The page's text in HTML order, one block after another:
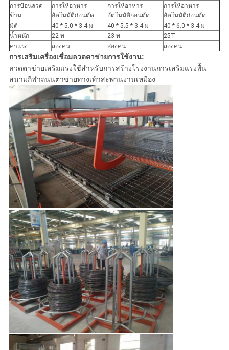
การป้อนลวด
ข้าม
การให้อาหาร
อัตโนมัติก่อนตัด
การให้อาหาร
อัตโนมัติก่อนตัด
การให้อาหาร
อัตโนมัติก่อนตัด
มิติ
40 * 5.0 * 3.4 ม 40 * 5.5 * 3.4 ม
40 * 6.0 * 3.4 ม
น้ำหนัก
22 ท 23 ท
25T
ค่าแรง
สองคน สองคน สองคน
การเสริมเครื่องเชื่อมลวดตาข่ายการใช้งาน:
ลวดตาข่ายเสริมแรงใช้สำหรับการสร้างโรงงานการเสริมแรงพื้น
สนามกีฬาถนนตาข่ายทางเท้าสะพานงานเหมือง